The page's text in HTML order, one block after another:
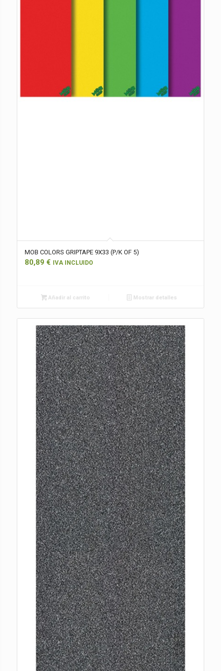
MOB COLORS GRIPTAPE 9X33 (P/K OF 5)
80,89 € IVA INCLUIDO
Añadir al carrito Mostrar detalles